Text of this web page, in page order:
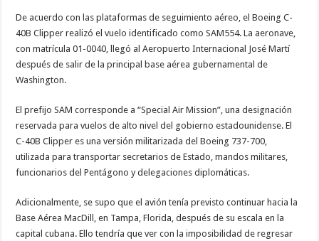
De acuerdo con las plataformas de seguimiento aéreo, el Boeing C-
40B Clipper realizó el vuelo identificado como SAM554. La aeronave,
con matrícula 01-0040, llegó al Aeropuerto Internacional José Martí
después de salir de la principal base aérea gubernamental de
Washington.
El prefijo SAM corresponde a “Special Air Mission”, una designación
reservada para vuelos de alto nivel del gobierno estadounidense. El
C-40B Clipper es una versión militarizada del Boeing 737-700,
utilizada para transportar secretarios de Estado, mandos militares,
funcionarios del Pentágono y delegaciones diplomáticas.
Adicionalmente, se supo que el avión tenía previsto continuar hacia la
Base Aérea MacDill, en Tampa, Florida, después de su escala en la
capital cubana. Ello tendría que ver con la imposibilidad de regresar